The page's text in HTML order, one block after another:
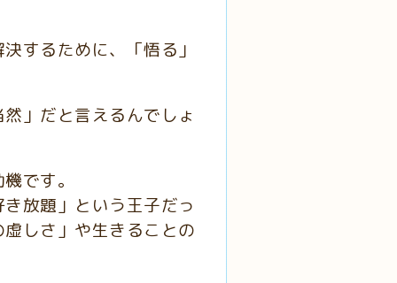
するために、「悟る」
」だと言えるんでしょ
です。
放題」という王子だっ
しさ」や生きることの